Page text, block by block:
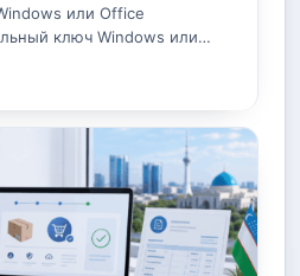
или Office
ключ Windows или…